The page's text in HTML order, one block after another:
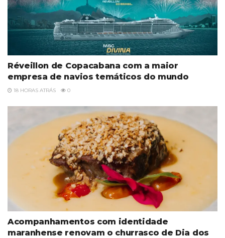
Réveillon de Copacabana com a maior
empresa de navios temáticos do mundo
18 HORAS ATRÁS 0
Acompanhamentos com identidade
maranhense renovam o churrasco de Dia dos